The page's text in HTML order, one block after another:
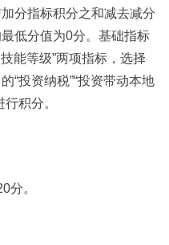
分指标积分之和减去减分
低分值为0分。基础指标
能等级”两项指标，选择
“投资纳税”“投资带动本地
积分。
分。